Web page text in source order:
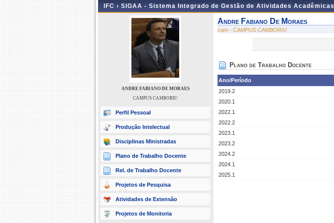
IFC › SIGAA - Sistema Integrado de Gestão de Atividades Acadêmicas
ANDRE FABIANO DE MORAES
CAMPUS CAMBORIU
Perfil Pessoal
Produção Intelectual
Disciplinas Ministradas
Plano de Trabalho Docente
Rel. de Trabalho Docente
Projetos de Pesquisa
Atividades de Extensão
Projetos de Monitoria
Andre Fabiano De Moraes
cam - CAMPUS CAMBORIU
Plano de Trabalho Docente
Ano/Período
2019.2
2020.1
2022.1
2022.2
2023.1
2023.2
2024.2
2024.1
2025.1